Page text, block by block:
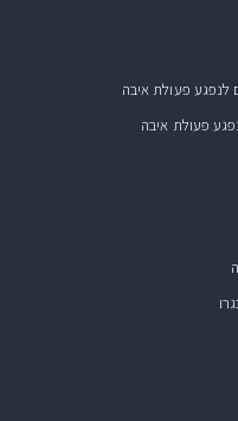
לנפגע פעולת איבה
פעולת איבה